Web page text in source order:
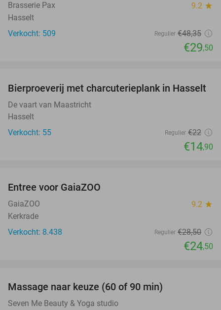
Brasserie Pax 9.2 star
Hasselt
Verkocht: 509
Regulier €48,35
€29,50
32%
Bierproeverij met charcuterieplank in Hasselt
De vaart van Maastricht
Hasselt
Verkocht: 55
Regulier €22
€14,90
Entree voor GaiaZOO
GaiaZOO 9.2 star
Kerkrade
Verkocht: 8.438
Regulier €28,50
€24,50
Massage naar keuze (60 of 90 min)
Seven Me Beauty & Yoga studio